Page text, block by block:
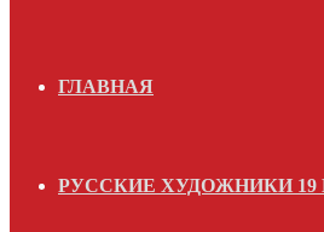
ГЛАВНАЯ
РУССКИЕ ХУДОЖНИКИ 19